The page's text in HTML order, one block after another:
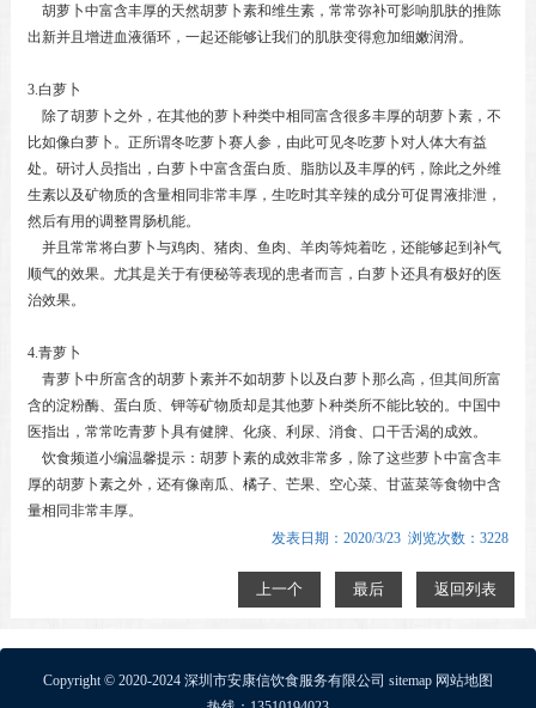
胡萝卜中富含丰厚的天然胡萝卜素和维生素，常常弥补可影响肌肤的推陈
出新并且增进血液循环，一起还能够让我们的肌肤变得愈加细嫩润滑。
3.白萝卜
除了胡萝卜之外，在其他的萝卜种类中相同富含很多丰厚的胡萝卜素，不
比如像白萝卜。正所谓冬吃萝卜赛人参，由此可见冬吃萝卜对人体大有益
处。研讨人员指出，白萝卜中富含蛋白质、脂肪以及丰厚的钙，除此之外维
生素以及矿物质的含量相同非常丰厚，生吃时其辛辣的成分可促胃液排泄，
然后有用的调整胃肠机能。
并且常常将白萝卜与鸡肉、猪肉、鱼肉、羊肉等炖着吃，还能够起到补气
顺气的效果。尤其是关于有便秘等表现的患者而言，白萝卜还具有极好的医
治效果。
4.青萝卜
青萝卜中所富含的胡萝卜素并不如胡萝卜以及白萝卜那么高，但其间所富
含的淀粉酶、蛋白质、钾等矿物质却是其他萝卜种类所不能比较的。中国中
医指出，常常吃青萝卜具有健脾、化痰、利尿、消食、口干舌渴的成效。
饮食频道小编温馨提示：胡萝卜素的成效非常多，除了这些萝卜中富含丰
厚的胡萝卜素之外，还有像南瓜、橘子、芒果、空心菜、甘蓝菜等食物中含
量相同非常丰厚。
发表日期：2020/3/23 浏览次数：3228
上一个 最后 返回列表
Copyright © 2020-2024 深圳市安康信饮食服务有限公司 sitemap 网站地图